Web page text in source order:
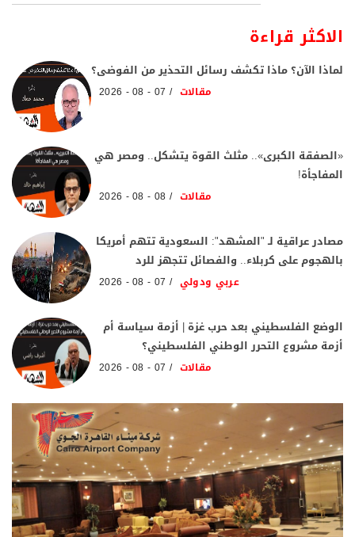
الاكثر قراءة
لماذا الآن؟ ماذا تكشف رسائل التحذير من الفوضى؟
مقالات 07 - 08 - 2026
«الصفقة الكبرى».. مثلث القوة يتشكل.. ومصر هي
المفاجأة!
مقالات 08 - 08 - 2026
مصادر عراقية لـ "المشهد": السعودية تتهم أمريكا
بالهجوم على كربلاء.. والفصائل تتجهز للرد
عربي ودولي 07 - 08 - 2026
الوضع الفلسطيني بعد حرب غزة | أزمة سياسة أم
أزمة مشروع التحرر الوطني الفلسطيني؟
مقالات 07 - 08 - 2026